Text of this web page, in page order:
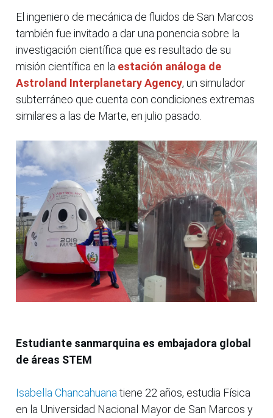
El ingeniero de mecánica de fluidos de San Marcos
también fue invitado a dar una ponencia sobre la
investigación científica que es resultado de su
misión científica en la estación análoga de
Astroland Interplanetary Agency, un simulador
subterráneo que cuenta con condiciones extremas
similares a las de Marte, en julio pasado.
Estudiante sanmarquina es embajadora global
de áreas STEM
Isabella Chancahuana tiene 22 años, estudia Física
en la Universidad Nacional Mayor de San Marcos y